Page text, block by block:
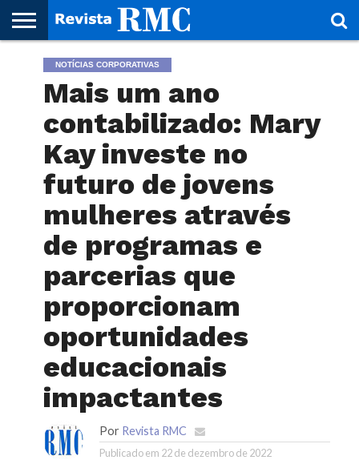
HOME
REVISTA
PROJETO
RMC – 20
ARTE &
NOTÍCIAS
CORPORATIVAS
EDIÇÕES
ANTERIORES
PARCEIROS
FAÇA
SEU
SITE!
FALE
CONOSCO
NOTÍCIAS CORPORATIVAS
Mais um ano
contabilizado: Mary
Kay investe no
futuro de jovens
mulheres através
de programas e
parcerias que
proporcionam
oportunidades
educacionais
impactantes
Por Revista RMC
Publicado em 22 de dezembro de 2022